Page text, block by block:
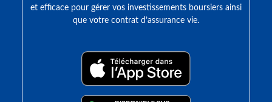
et efficace pour gérer vos investissements boursiers ainsi
que votre contrat d’assurance vie.